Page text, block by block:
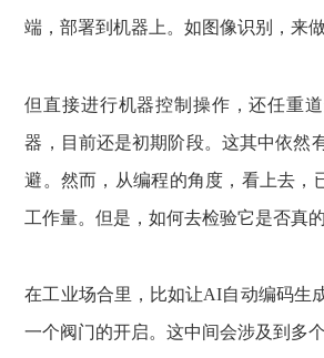
端，部署到机器上。如图像识别，来
但直接进行机器控制操作，还任重
器，目前还是初期阶段。这其中依然
避。然而，从编程的角度，看上去，
工作量。但是，如何去检验它是否真
在工业场合里，比如让AI自动编码生
一个阀门的开启。这中间会涉及到多个